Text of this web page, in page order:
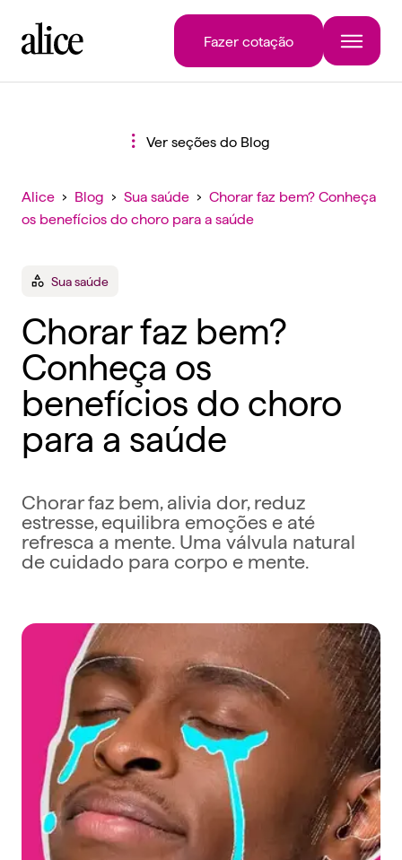
Fazer cotação
Ver seções do Blog
Alice › Blog › Sua saúde › Chorar faz bem? Conheça
os benefícios do choro para a saúde
Sua saúde
Chorar faz bem?
Conheça os
benefícios do choro
para a saúde
Chorar faz bem, alivia dor, reduz
estresse, equilibra emoções e até
refresca a mente. Uma válvula natural
de cuidado para corpo e mente.